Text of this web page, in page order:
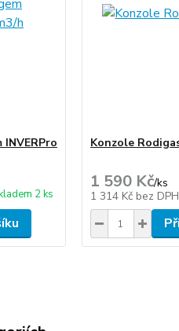
2 ks
Konzole
1 590 Kč/ks
1 314 Kč bez DPH